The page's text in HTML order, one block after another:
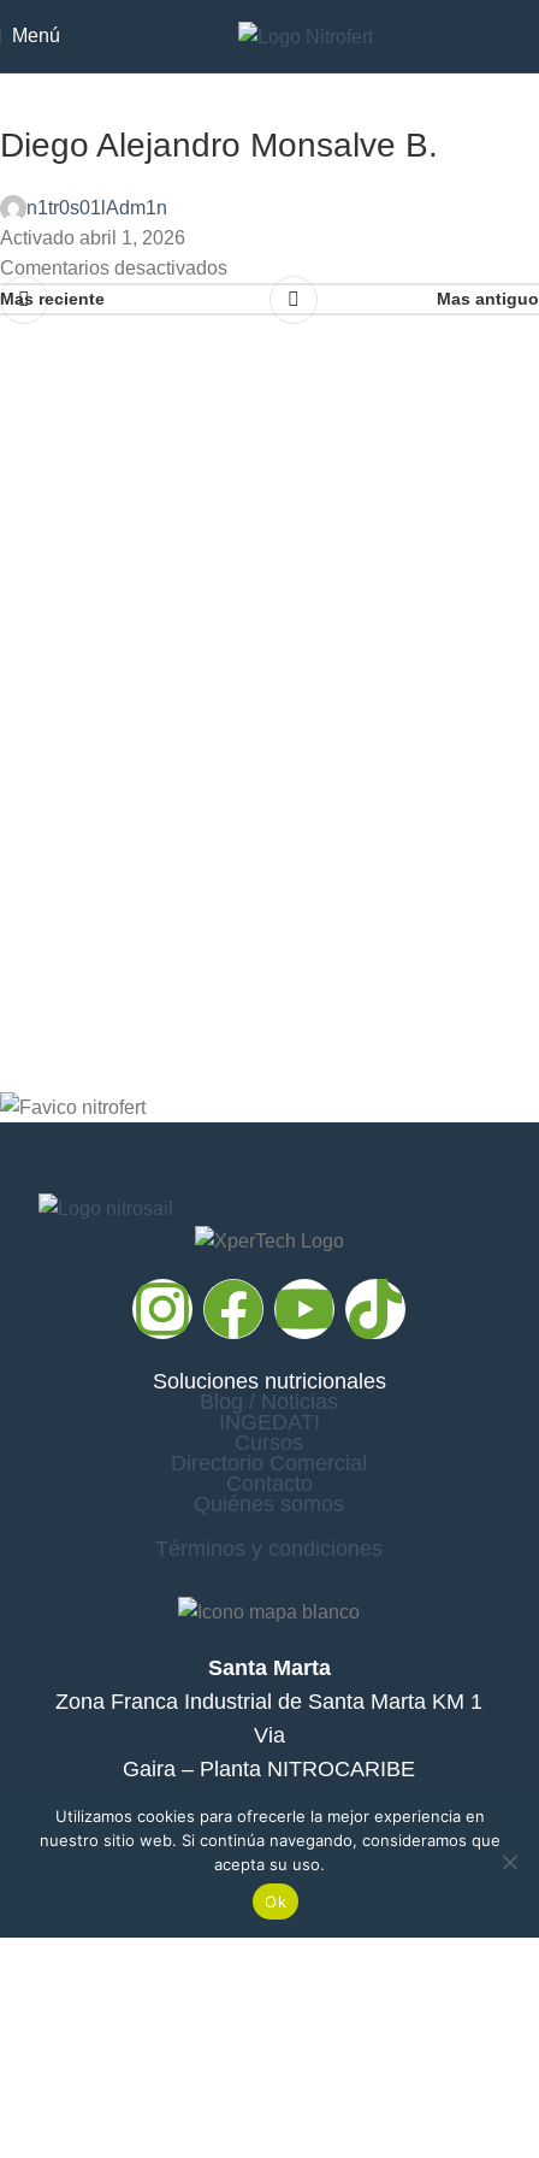
Menú
Diego Alejandro Monsalve B.
n1tr0s01lAdm1n
Activado abril 1, 2026
Comentarios desactivados
Mas reciente Mas antiguo
Soluciones nutricionales
Blog / Noticias
INGEDATI
Cursos
Directorio Comercial
Contacto
Quiénes somos
Términos y condiciones
Santa Marta
Zona Franca Industrial de Santa Marta KM 1
Via
Gaira – Planta NITROCARIBE
Barranquilla
Edificio Atlántica Torre Empresarial Carrera
Utilizamos cookies para ofrecerle la mejor experiencia en
nuestro sitio web. Si continúa navegando, consideramos que
acepta su uso.
Ok